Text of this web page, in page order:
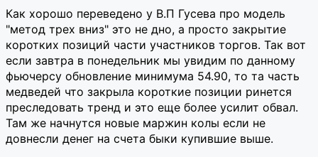
Как хорошо переведено у В.П Гусева про модель
"метод трех вниз" это не дно, а просто закрытие
коротких позиций части участников торгов. Так вот
если завтра в понедельник мы увидим по данному
фьючерсу обновление минимума 54.90, то та часть
медведей что закрыла короткие позиции ринется
преследовать тренд и это еще более усилит обвал.
Там же начнутся новые маржин колы если не
довнесли денег на счета быки купившие выше.